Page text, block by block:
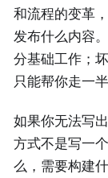
和流程的变革
发布什么内容
分基础工作；
只能帮你走一
如果你无法写
方式不是写一
么，需要构建